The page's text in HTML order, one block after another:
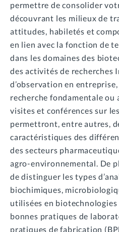
permettre de consolider
découvrant les milieux de
attitudes, habiletés et
en lien avec la fonction de
dans les domaines des
des activités de recherches
d’observation en
recherche fondamentale ou
visites et conférences sur
permettront, entre autres,
caractéristiques des
des secteurs
agro-environnemental. De
de distinguer les types
biochimiques,
utilisées en biotechnologies
bonnes pratiques de
pratiques de fabrication